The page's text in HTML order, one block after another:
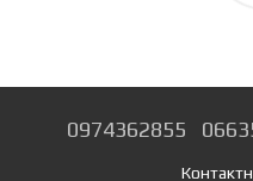
0974362855